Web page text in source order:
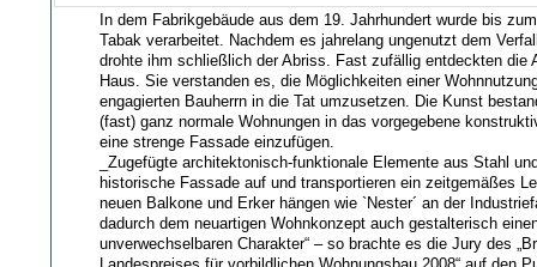
In dem Fabrikgebäude aus dem 19. Jahrhundert wurde bis
Tabak verarbeitet. Nachdem es jahrelang ungenutzt dem
drohte ihm schließlich der Abriss. Fast zufällig entdeckten die
Haus. Sie verstanden es, die Möglichkeiten einer
engagierten Bauherrn in die Tat umzusetzen. Die Kunst
(fast) ganz normale Wohnungen in das vorgegebene
eine strenge Fassade einzufügen.
_Zugefügte architektonisch-funktionale Elemente aus Stahl
historische Fassade auf und transportieren ein zeitgemäßes
neuen Balkone und Erker hängen wie `Nester´ an der
dadurch dem neuartigen Wohnkonzept auch gestalterisch
unverwechselbaren Charakter“ – so brachte es die Jury des